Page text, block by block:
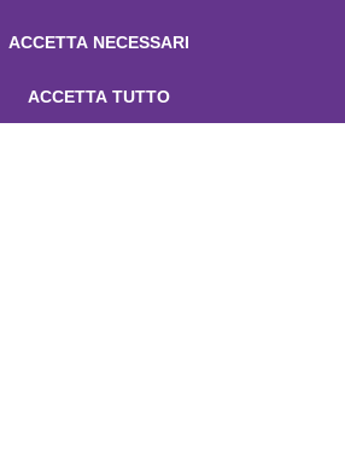
576
ACCETTA TUTTO
ACCETTA NECESSARI